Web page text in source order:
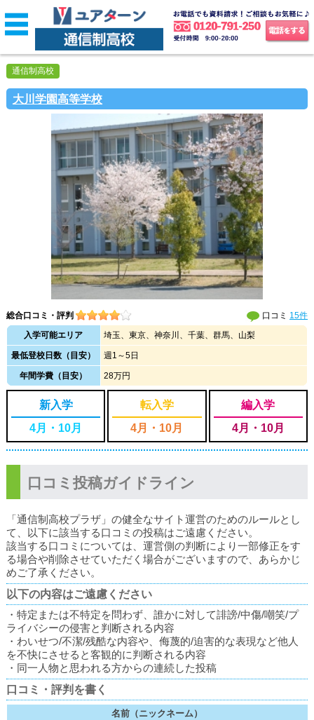
大川学園高等学校
通信制高校
総合口コミ・評判 口コミ 15件
入学可能エリア
埼玉、東京、神奈川、千葉、群馬、山梨
最低登校日数（目安） 週1～5日
年間学費（目安） 28万円
新入学
4月・10月
転入学
4月・10月
編入学
4月・10月
口コミ投稿ガイドライン
「通信制高校プラザ」の健全なサイト運営のためのルールとし
て、以下に該当する口コミの投稿はご遠慮ください。
該当する口コミについては、運営側の判断により一部修正をす
る場合や削除させていただく場合がございますので、あらかじ
めご了承ください。
以下の内容はご遠慮ください
・特定または不特定を問わず、誰かに対して誹謗/中傷/嘲笑/プ
ライバシーの侵害と判断される内容
・わいせつ/不潔/残酷な内容や、侮蔑的/迫害的な表現など他人
を不快にさせると客観的に判断される内容
・同一人物と思われる方からの連続した投稿
口コミ・評判を書く
名前（ニックネーム）